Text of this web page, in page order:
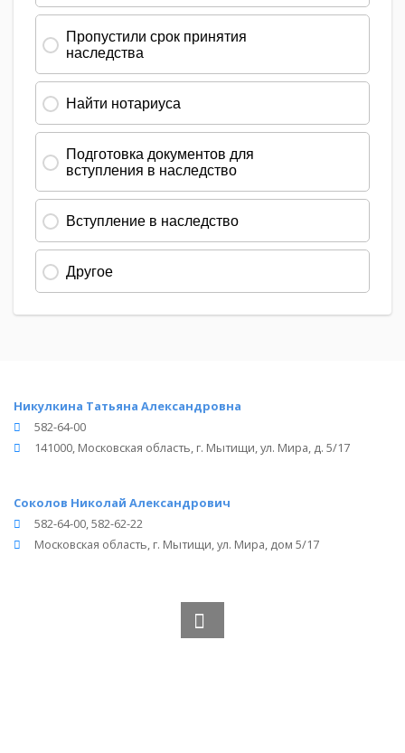
Никулкина Татьяна Александровна
582-64-00
141000, Московская область, г. Мытищи, ул. Мира, д. 5/17
Соколов Николай Александрович
582-64-00, 582-62-22
Московская область, г. Мытищи, ул. Мира, дом 5/17